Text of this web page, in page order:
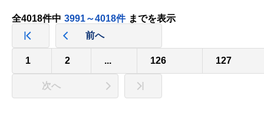
全4018件中 3991～4018件 までを表示
前へ
1 2 ... 126 127
次へ